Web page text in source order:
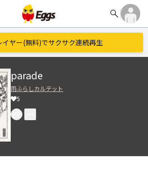
search
イヤー(無料)でサクサク連続再生
parade
雨ふらしカルテット
5